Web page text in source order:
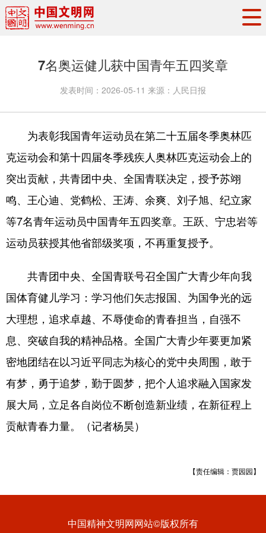
权威发布
资讯联播
地方交流
文明实践
文明创建
7名奥运健儿获中国青年五四奖章
发表时间： 2026-05-11 来源： 人民日报
为表彰我国青年运动员在第二十五届冬季奥林匹
克运动会和第十四届冬季残疾人奥林匹克运动会上的
突出贡献，共青团中央、全国青联决定，授予苏翊
鸣、王心迪、党鹤松、王涛、余爽、刘子旭、纪立家
等7名青年运动员中国青年五四奖章。王跃、宁忠岩等
运动员获授其他省部级奖项，不再重复授予。
共青团中央、全国青联号召全国广大青少年向我
国体育健儿学习：学习他们矢志报国、为国争光的远
大理想，追求卓越、不辱使命的青春担当，自强不
息、突破自我的精神品格。全国广大青少年要更加紧
密地团结在以习近平同志为核心的党中央周围，敢于
有梦，勇于追梦，勤于圆梦，把个人追求融入国家发
展大局，立足各自岗位不断创造新业绩，在新征程上
贡献青春力量。（记者杨昊）
【责任编辑：贾园园】
中国精神文明网网站©版权所有